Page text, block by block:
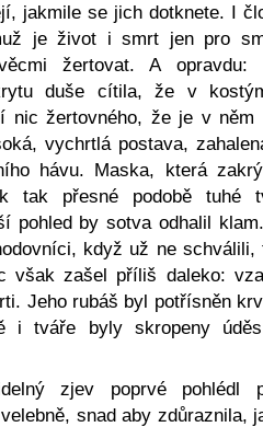
jakmile se jich dotknete. I
je život i smrt jen pro
žertovat. A opravdu:
duše cítila, že v
nic žertovného, že je v něm
vychrtlá postava,
hávu. Maska, která
tak přesné podobě tuhé
pohled by sotva odhalil
když už ne schválili,
však zašel příliš daleko:
Jeho rubáš byl potřísněn
i tváře byly skropeny
zjev poprvé pohlédl
snad aby zdůraznila,